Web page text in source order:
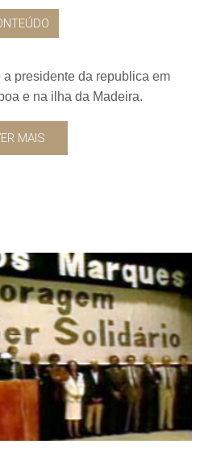
presidente da republica em
e na ilha da Madeira.
MAIS